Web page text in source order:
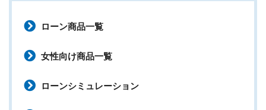
ローン商品一覧
女性向け商品一覧
ローンシミュレーション